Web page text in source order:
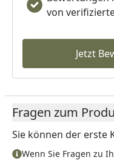
von
Jetzt
Fragen zum
Sie können der erste
Wenn Sie Fragen zu